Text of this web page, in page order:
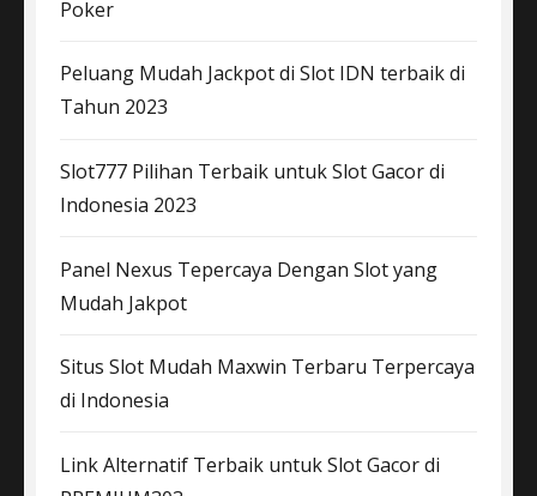
Poker
Peluang Mudah Jackpot di Slot IDN terbaik di
Tahun 2023
Slot777 Pilihan Terbaik untuk Slot Gacor di
Indonesia 2023
Panel Nexus Tepercaya Dengan Slot yang
Mudah Jakpot
Situs Slot Mudah Maxwin Terbaru Terpercaya
di Indonesia
Link Alternatif Terbaik untuk Slot Gacor di